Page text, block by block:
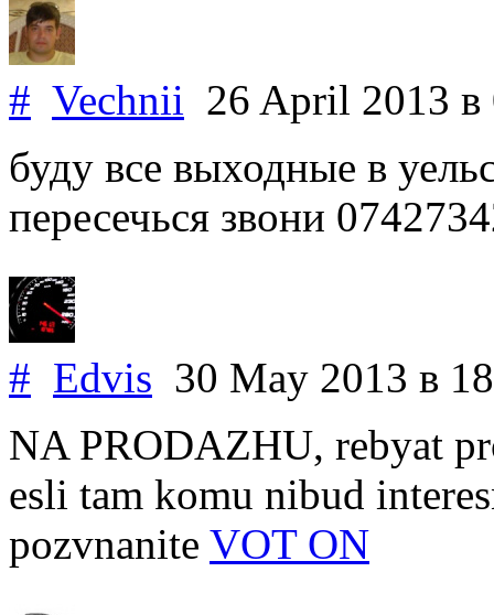
# Vechnii 26 April 2013 в
буду все выходные в
пересечься звони
# Edvis 30 May 2013 в
NA PRODAZHU, rebyat
esli tam komu nibud
pozvnanite VOT ON